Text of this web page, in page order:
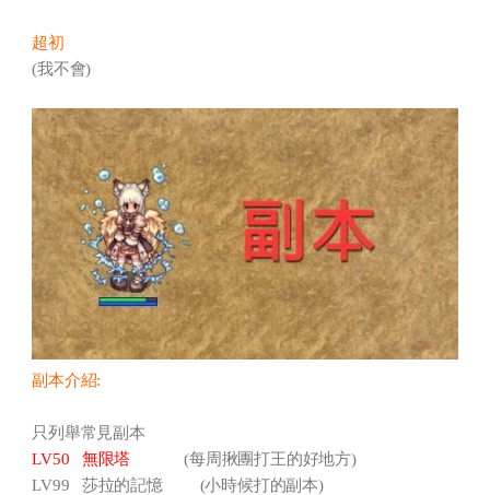
超初
(我不會)
副本介紹:
只列舉常見副本
LV50 無限塔 (每周揪團打王的好地方)
LV99 莎拉的記憶 (小時候打的副本)